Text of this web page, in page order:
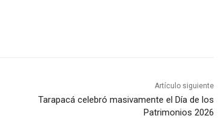
Artículo siguiente
Tarapacá celebró masivamente el Día de los
Patrimonios 2026